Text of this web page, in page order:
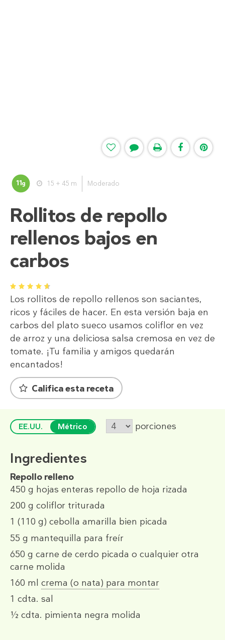
11g 15 + 45 m Moderado
Rollitos de repollo
rellenos bajos en
carbos
1 2 3 4 5
Los rollitos de repollo rellenos son saciantes,
ricos y fáciles de hacer. En esta versión baja en
carbos del plato sueco usamos coliflor en vez
de arroz y una deliciosa salsa cremosa en vez de
tomate. ¡Tu familia y amigos quedarán
encantados!
Califica esta receta
EE.UU. Métrico porciones
Ingredientes
Repollo relleno
450 g hojas enteras repollo de hoja rizada
200 g coliflor triturada
1 (110 g) cebolla amarilla bien picada
55 g mantequilla para freír
650 g carne de cerdo picada o cualquier otra
carne molida
160 ml crema (o nata) para montar
1 cdta. sal
½ cdta. pimienta negra molida